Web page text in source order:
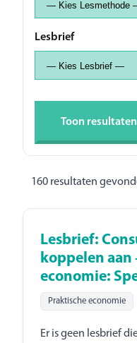
Lesbrief
Toon resultaten
160 resultaten
Lesbrief:
koppelen aan
economie:
Praktische economie
Er is geen lesbrief